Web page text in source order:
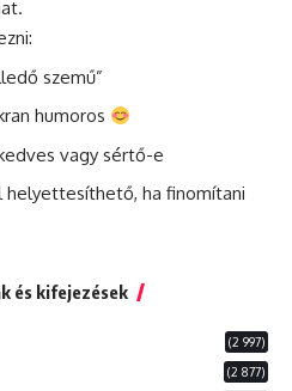
szemű”
humoros
vagy sértő-e
helyettesíthető, ha finomítani
és kifejezések
(2 997)
(2 877)